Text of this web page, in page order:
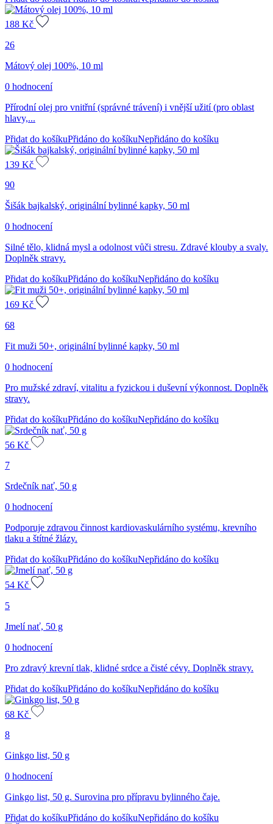
188 Kč
26
Mátový olej 100%, 10 ml
0 hodnocení
Přírodní olej pro vnitřní (správné trávení) i vnější užití (pro oblast
hlavy,...
Přidat do košíkuPřidáno do košíkuNepřidáno do košíku
139 Kč
90
Šišák bajkalský, originální bylinné kapky, 50 ml
0 hodnocení
Silné tělo, klidná mysl a odolnost vůči stresu. Zdravé klouby a svaly.
Doplněk stravy.
Přidat do košíkuPřidáno do košíkuNepřidáno do košíku
169 Kč
68
Fit muži 50+, originální bylinné kapky, 50 ml
0 hodnocení
Pro mužské zdraví, vitalitu a fyzickou i duševní výkonnost. Doplněk
stravy.
Přidat do košíkuPřidáno do košíkuNepřidáno do košíku
56 Kč
7
Srdečník nať, 50 g
0 hodnocení
Podporuje zdravou činnost kardiovaskulárního systému, krevního
tlaku a štítné žlázy.
Přidat do košíkuPřidáno do košíkuNepřidáno do košíku
54 Kč
5
Jmelí nať, 50 g
0 hodnocení
Pro zdravý krevní tlak, klidné srdce a čisté cévy. Doplněk stravy.
Přidat do košíkuPřidáno do košíkuNepřidáno do košíku
68 Kč
8
Ginkgo list, 50 g
0 hodnocení
Ginkgo list, 50 g. Surovina pro přípravu bylinného čaje.
Přidat do košíkuPřidáno do košíkuNepřidáno do košíku